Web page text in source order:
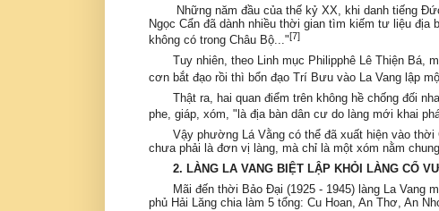
Những năm đầu của thế kỷ XX, khi danh tiếng
Ngọc Cẩn đã dành nhiều thời gian tìm kiếm tư liệu địa
không có trong Châu Bộ..."[7]
Tuy nhiên, theo Linh mục Philipphê Lê Thiện Bá,
cơn bắt đạo rồi thì bổn đạo Trí Bưu vào La Vang lập
Thật ra, hai quan điểm trên không hề chống đối
phe, giáp, xóm, "là địa bàn dân cư do làng mới khai
Vậy phường Lá Vằng có thể đã xuất hiện vào
chưa phải là đơn vị làng, mà chỉ là một xóm nằm
2. LÀNG LA VANG BIỆT LẬP KHỎI LÀNG CỔ
Mãi đến thời Bảo Đại (1925 - 1945) làng La Vang
phủ Hải Lăng chia làm 5 tổng: Cu Hoan, An Thơ, An